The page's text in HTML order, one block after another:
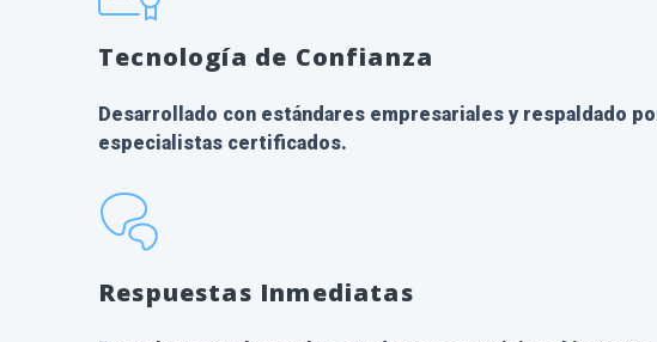
Tecnología de Confianza
Desarrollado con estándares empresariales y respaldado
especialistas certificados.
Respuestas Inmediatas